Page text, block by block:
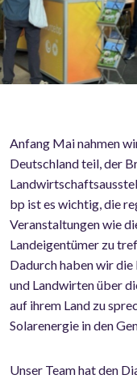
Anfang Mai nahmen
Deutschland teil, der
bp ist es wichtig, die
Veranstaltungen wie
Landeigentümer zu
Dadurch haben wir
und Landwirten über
auf ihrem Land zu
Solarenergie in den
Unser Team hat den